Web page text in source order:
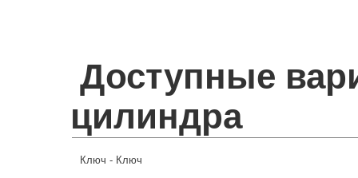
Доступные
цилиндра
Ключ - Ключ